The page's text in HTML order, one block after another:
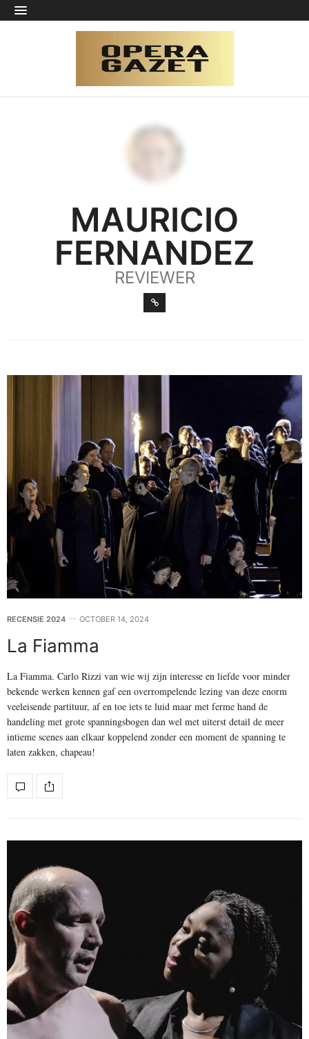
MAURICIO
FERNANDEZ
REVIEWER
RECENSIE 2024 OCTOBER 14, 2024
La Fiamma
La Fiamma. Carlo Rizzi van wie wij zijn interesse en liefde voor minder
bekende werken kennen gaf een overrompelende lezing van deze enorm
veeleisende partituur, af en toe iets te luid maar met ferme hand de
handeling met grote spanningsbogen dan wel met uiterst detail de meer
intieme scenes aan elkaar koppelend zonder een moment de spanning te
laten zakken, chapeau!